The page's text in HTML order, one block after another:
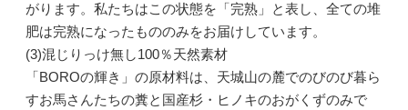
がります。私たちはこの状態を「完熟」と表し、全ての堆
肥は完熟になったもののみをお届けしています。
(3)混じりっけ無し100％天然素材
「BOROの輝き」の原材料は、天城山の麓でのびのび暮ら
すお馬さんたちの糞と国産杉・ヒノキのおがくずのみで